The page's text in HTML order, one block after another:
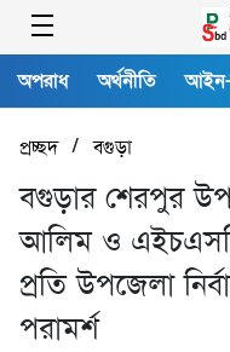
অপরাধ অর্থনীতি আইন-
প্রচ্ছদ/বগুড়া
বগুড়ার শেরপুর
আলিম ও এইচএসসি
প্রতি উপজেলা
পরামর্শ